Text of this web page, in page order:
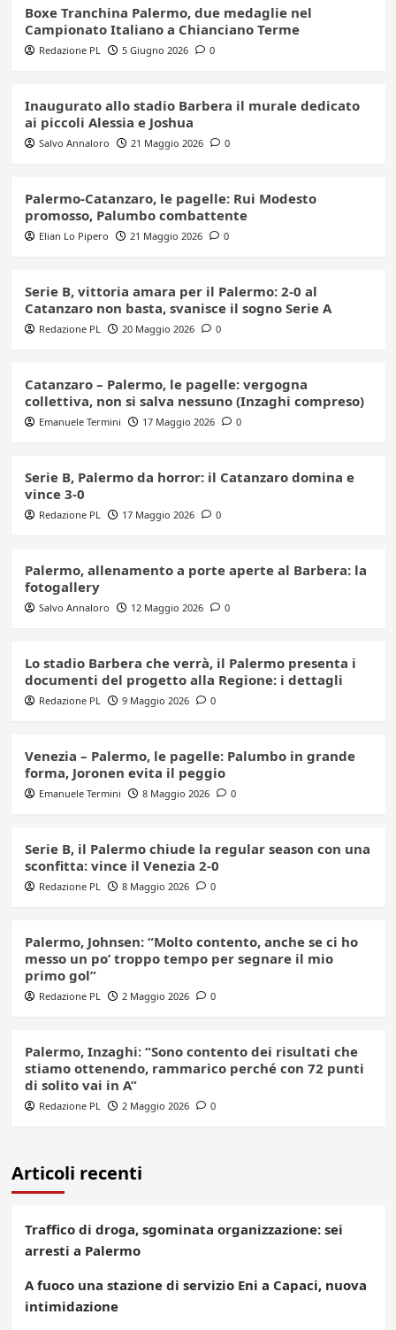
Boxe Tranchina Palermo, due medaglie nel
Campionato Italiano a Chianciano Terme
Redazione PL 5 Giugno 2026 0
Inaugurato allo stadio Barbera il murale dedicato
ai piccoli Alessia e Joshua
Salvo Annaloro 21 Maggio 2026 0
Palermo-Catanzaro, le pagelle: Rui Modesto
promosso, Palumbo combattente
Elian Lo Pipero 21 Maggio 2026 0
Serie B, vittoria amara per il Palermo: 2-0 al
Catanzaro non basta, svanisce il sogno Serie A
Redazione PL 20 Maggio 2026 0
Catanzaro – Palermo, le pagelle: vergogna
collettiva, non si salva nessuno (Inzaghi compreso)
Emanuele Termini 17 Maggio 2026 0
Serie B, Palermo da horror: il Catanzaro domina e
vince 3-0
Redazione PL 17 Maggio 2026 0
Palermo, allenamento a porte aperte al Barbera: la
fotogallery
Salvo Annaloro 12 Maggio 2026 0
Lo stadio Barbera che verrà, il Palermo presenta i
documenti del progetto alla Regione: i dettagli
Redazione PL 9 Maggio 2026 0
Venezia – Palermo, le pagelle: Palumbo in grande
forma, Joronen evita il peggio
Emanuele Termini 8 Maggio 2026 0
Serie B, il Palermo chiude la regular season con una
sconfitta: vince il Venezia 2-0
Redazione PL 8 Maggio 2026 0
Palermo, Johnsen: “Molto contento, anche se ci ho
messo un po’ troppo tempo per segnare il mio
primo gol”
Redazione PL 2 Maggio 2026 0
Palermo, Inzaghi: “Sono contento dei risultati che
stiamo ottenendo, rammarico perché con 72 punti
di solito vai in A”
Redazione PL 2 Maggio 2026 0
Articoli recenti
Traffico di droga, sgominata organizzazione: sei
arresti a Palermo
A fuoco una stazione di servizio Eni a Capaci, nuova
intimidazione